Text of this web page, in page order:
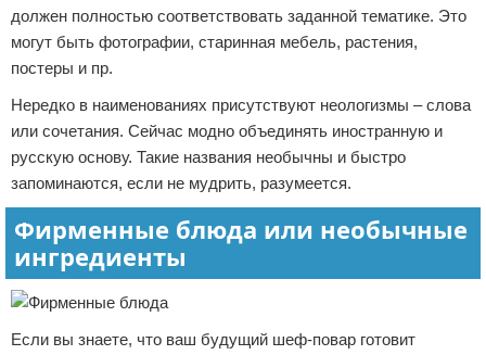
должен полностью соответствовать заданной тематике. Это
могут быть фотографии, старинная мебель, растения,
постеры и пр.
Нередко в наименованиях присутствуют неологизмы – слова
или сочетания. Сейчас модно объединять иностранную и
русскую основу. Такие названия необычны и быстро
запоминаются, если не мудрить, разумеется.
Фирменные блюда или необычные
ингредиенты
Если вы знаете, что ваш будущий шеф-повар готовит